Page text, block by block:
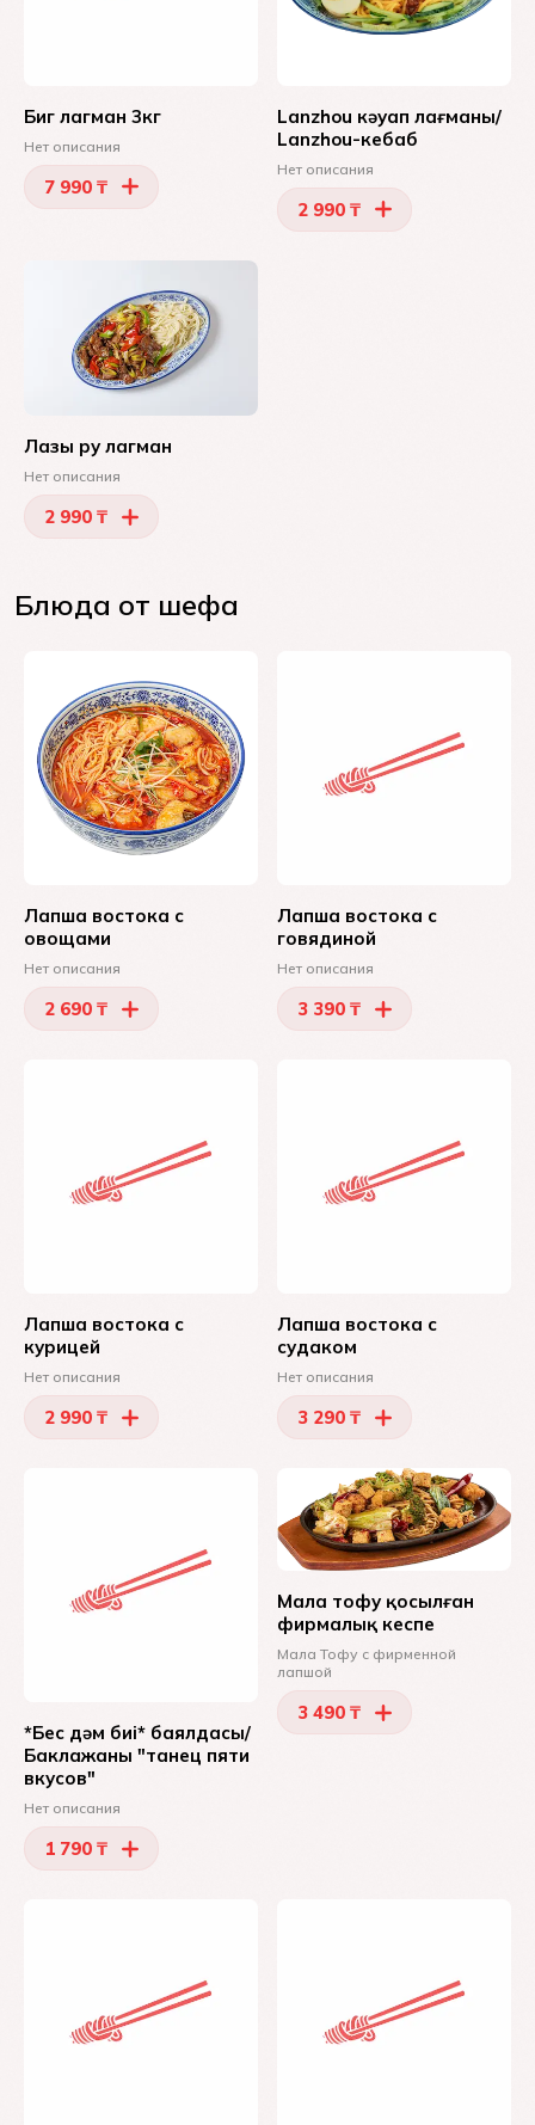
Биг лагман 3кг
Нет описания
7 990 ₸
Lanzhou кәуап лағманы/
Lanzhou-кебаб
Нет описания
2 990 ₸
Лазы ру лагман
Нет описания
2 990 ₸
Блюда от шефа
Лапша востока с
овощами
Нет описания
2 690 ₸
Лапша востока с
говядиной
Нет описания
3 390 ₸
Лапша востока с
курицей
Нет описания
2 990 ₸
Лапша востока с
судаком
Нет описания
3 290 ₸
*Бес дәм биі* баялдасы/
Баклажаны "танец пяти
вкусов"
Нет описания
1 790 ₸
Мала тофу қосылған
фирмалық кеспе
Мала Тофу с фирменной
лапшой
3 490 ₸